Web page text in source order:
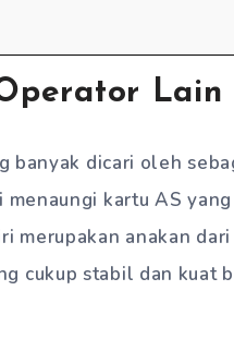
Lain
banyak dicari oleh
kartu AS yang
merupakan anakan
cukup stabil dan kuat